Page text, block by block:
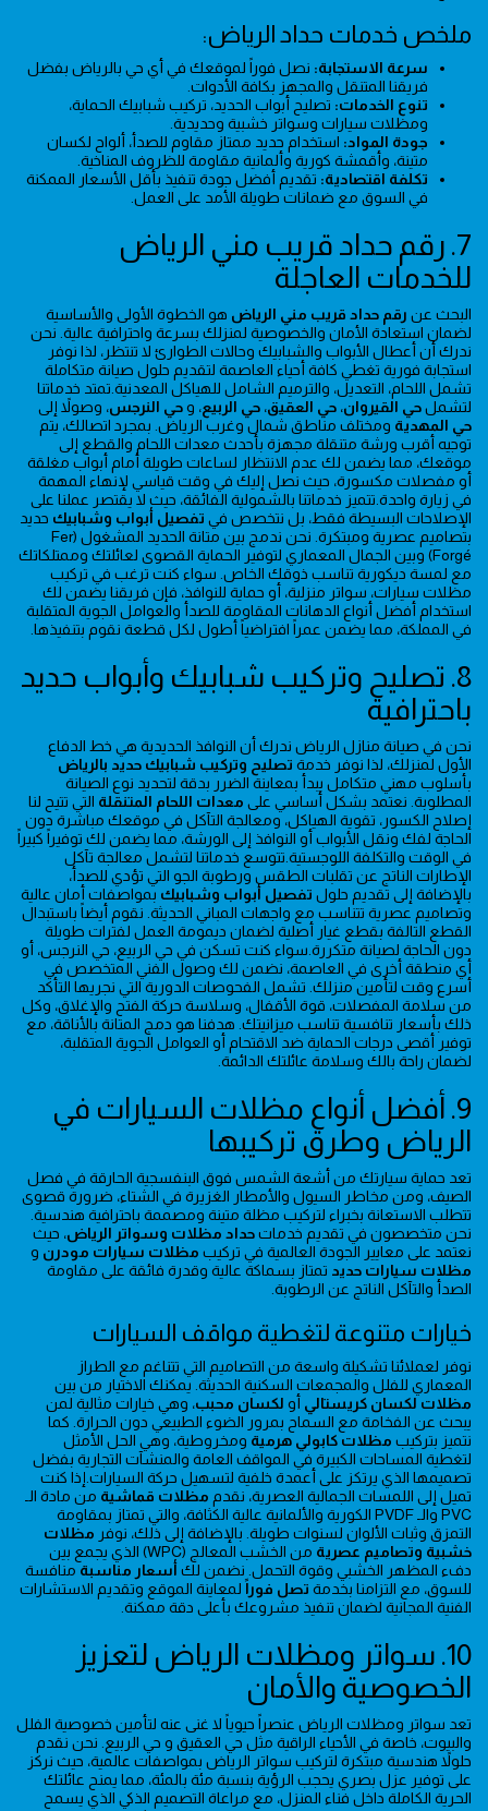
ملخص خدمات حداد الرياض:
سرعة الاستجابة: نصل فوراً لموقعك في أي حي بالرياض بفضل
فريقنا المتنقل والمجهز بكافة الأدوات.
تنوع الخدمات: تصليح أبواب الحديد، تركيب شبابيك الحماية،
ومظلات سيارات وسواتر خشبية وحديدية.
جودة المواد: استخدام حديد ممتاز مقاوم للصدأ، ألواح لكسان
متينة، وأقمشة كورية وألمانية مقاومة للظروف المناخية.
تكلفة اقتصادية: تقديم أفضل جودة تنفيذ بأقل الأسعار الممكنة
في السوق مع ضمانات طويلة الأمد على العمل.
7. رقم حداد قريب مني الرياض
للخدمات العاجلة
البحث عن رقم حداد قريب مني الرياض هو الخطوة الأولى والأساسية
لضمان استعادة الأمان والخصوصية لمنزلك بسرعة واحترافية عالية. نحن
ندرك أن أعطال الأبواب والشبابيك وحالات الطوارئ لا تنتظر، لذا نوفر
استجابة فورية تغطي كافة أحياء العاصمة لتقديم حلول صيانة متكاملة
تشمل اللحام، التعديل، والترميم الشامل للهياكل المعدنية.تمتد خدماتنا
لتشملحي القيروان، حي العقيق، حي الربيع، وحي النرجس، وصولاً إلى
حي المهدية ومختلف مناطق شمال وغرب الرياض. بمجرد اتصالك، يتم
توجيه أقرب ورشة متنقلة مجهزة بأحدث معدات اللحام والقطع إلى
موقعك، مما يضمن لك عدم الانتظار لساعات طويلة أمام أبواب مغلقة
أو مفصلات مكسورة، حيث نصل إليك في وقت قياسي لإنهاء المهمة
في زيارة واحدة.تتميز خدماتنا بالشمولية الفائقة، حيث لا يقتصر عملنا على
الإصلاحات البسيطة فقط، بل نتخصص في تفصيل أبواب وشبابيك حديد
بتصاميم عصرية ومبتكرة. نحن ندمج بين متانة الحديد المشغول (Fer
Forgé) وبين الجمال المعماري لتوفير الحماية القصوى لعائلتك وممتلكاتك
مع لمسة ديكورية تناسب ذوقك الخاص. سواء كنت ترغب في تركيب
مظلات سيارات، سواتر منزلية، أو حماية للنوافذ، فإن فريقنا يضمن لك
استخدام أفضل أنواع الدهانات المقاومة للصدأ والعوامل الجوية المتقلبة
في المملكة، مما يضمن عمراً افتراضياً أطول لكل قطعة نقوم بتنفيذها.
8. تصليح وتركيب شبابيك وأبواب حديد
باحترافية
نحن في صيانة منازل الرياض ندرك أن النوافذ الحديدية هي خط الدفاع
الأول لمنزلك، لذا نوفر خدمة تصليح وتركيب شبابيك حديد بالرياض
بأسلوب مهني متكامل يبدأ بمعاينة الضرر بدقة لتحديد نوع الصيانة
المطلوبة. نعتمد بشكل أساسي على معدات اللحام المتنقلة التي تتيح لنا
إصلاح الكسور، تقوية الهياكل، ومعالجة التآكل في موقعك مباشرة دون
الحاجة لفك ونقل الأبواب أو النوافذ إلى الورشة، مما يضمن لك توفيراً كبيراً
في الوقت والتكلفة اللوجستية.تتوسع خدماتنا لتشمل معالجة تآكل
الإطارات الناتج عن تقلبات الطقس ورطوبة الجو التي تؤدي للصدأ،
بالإضافة إلى تقديم حلول تفصيل أبواب وشبابيك بمواصفات أمان عالية
وتصاميم عصرية تتناسب مع واجهات المباني الحديثة. نقوم أيضاً باستبدال
القطع التالفة بقطع غيار أصلية لضمان ديمومة العمل لفترات طويلة
دون الحاجة لصيانة متكررة.سواء كنت تسكن في حي الربيع، حي النرجس، أو
أي منطقة أخرى في العاصمة، نضمن لك وصول الفني المتخصص في
أسرع وقت لتأمين منزلك. تشمل الفحوصات الدورية التي نجريها التأكد
من سلامة المفصلات، قوة الأقفال، وسلاسة حركة الفتح والإغلاق، وكل
ذلك بأسعار تنافسية تناسب ميزانيتك. هدفنا هو دمج المتانة بالأناقة، مع
توفير أقصى درجات الحماية ضد الاقتحام أو العوامل الجوية المتقلبة،
لضمان راحة بالك وسلامة عائلتك الدائمة.
9. أفضل أنواع مظلات السيارات في
الرياض وطرق تركيبها
تعد حماية سيارتك من أشعة الشمس فوق البنفسجية الحارقة في فصل
الصيف، ومن مخاطر السيول والأمطار الغزيرة في الشتاء، ضرورة قصوى
تتطلب الاستعانة بخبراء لتركيب مظلة متينة ومصممة باحترافية هندسية.
نحن متخصصون في تقديم خدماتحداد مظلات وسواتر الرياض، حيث
نعتمد على معايير الجودة العالمية في تركيب مظلات سيارات مودرن و
مظلات سيارات حديد تمتاز بسماكة عالية وقدرة فائقة على مقاومة
الصدأ والتآكل الناتج عن الرطوبة.
خيارات متنوعة لتغطية مواقف السيارات
نوفر لعملائنا تشكيلة واسعة من التصاميم التي تتناغم مع الطراز
المعماري للفلل والمجمعات السكنية الحديثة. يمكنك الاختيار من بين
مظلات لكسان كريستالي أو لكسان محبب، وهي خيارات مثالية لمن
يبحث عن الفخامة مع السماح بمرور الضوء الطبيعي دون الحرارة. كما
نتميز بتركيب مظلات كابولي هرمية ومخروطية، وهي الحل الأمثل
لتغطية المساحات الكبيرة في المواقف العامة والمنشآت التجارية بفضل
تصميمها الذي يرتكز على أعمدة خلفية لتسهيل حركة السيارات.إذا كنت
تميل إلى اللمسات الجمالية العصرية، نقدم مظلات قماشية من مادة الـ
PVC والـ PVDF الكورية والألمانية عالية الكثافة، والتي تمتاز بمقاومة
التمزق وثبات الألوان لسنوات طويلة. بالإضافة إلى ذلك، نوفر مظلات
خشبية وتصاميم عصرية
من الخشب المعالج (WPC) الذي يجمع بين
دفء المظهر الخشبي وقوة التحمل. نضمن لكأسعار مناسبة منافسة
للسوق، مع التزامنا بخدمة تصل فوراً لمعاينة الموقع وتقديم الاستشارات
الفنية المجانية لضمان تنفيذ مشروعك بأعلى دقة ممكنة.
10. سواتر ومظلات الرياض لتعزيز
الخصوصية والأمان
تعد سواتر ومظلات الرياض عنصراً حيوياً لا غنى عنه لتأمين خصوصية الفلل
والبيوت، خاصة في الأحياء الراقية مثل حي العقيق و حي الربيع. نحن نقدم
حلولاً هندسية مبتكرة لتركيب سواتر الرياض بمواصفات عالمية، حيث نركز
على توفير عزل بصري يحجب الرؤية بنسبة مئة بالمئة، مما يمنح عائلتك
الحرية الكاملة داخل فناء المنزل، مع مراعاة التصميم الذكي الذي يسمح